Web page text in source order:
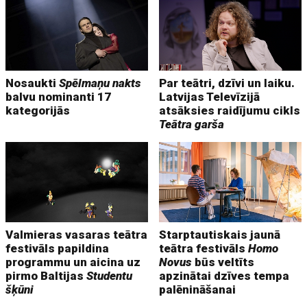
NosauktiSpēlmaņu nakts
balvu nominanti 17
kategorijās
Par teātri, dzīvi un laiku.
Latvijas Televīzijā
atsāksies raidījumu cikls
Teātra garša
Valmieras vasaras teātra
festivāls papildina
programmu un aicina uz
pirmo BaltijasStudentu
šķūni
Starptautiskais jaunā
teātra festivālsHomo
Novus būs veltīts
apzinātai dzīves tempa
palēnināšanai